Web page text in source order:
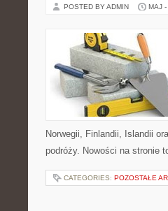
POSTED BY ADMIN MAJ
Norwegii, Finlandii, Islandii
podróży. Nowości na stronie
CATEGORIES: POZOSTAŁE